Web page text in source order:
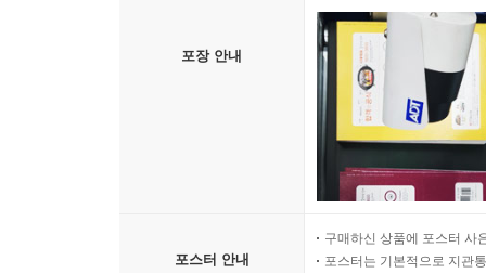
포장 안내
포스터 안내
구매하신 상품에 포스터 사
포스터는 기본적으로 지관